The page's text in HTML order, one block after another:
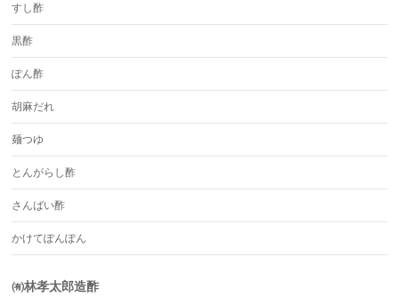
すし酢
黒酢
ぽん酢
胡麻だれ
麺つゆ
とんがらし酢
さんばい酢
かけてぽんぽん
㈲林孝太郎造酢